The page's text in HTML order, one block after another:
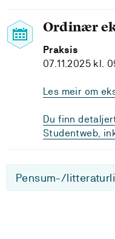
Ordinær
Praksis
07.11.2025 kl.
Les meir om
Du finn
Studentweb,
Pensum-/